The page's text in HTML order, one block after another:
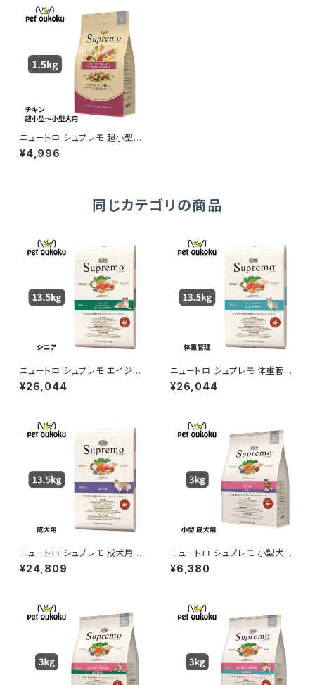
ニュートロ シュプレモ 超小型
犬〜小型犬 成犬用 プレミアム
ブレンド チキン 1.5kg 49023
¥4,996
同じカテゴリの商品
ニュートロ シュプレモ エイジン
グケア シニア犬用 13.5kg 007
9105109956
¥26,044
ニュートロ シュプレモ 体重管理
用 成犬用 13.5kg 007910510
9987
¥26,044
ニュートロ シュプレモ 成犬用 1
3.5kg 0079105109949
¥24,809
ニュートロ シュプレモ 小型犬
成犬用 3kg 456235878178
0
¥6,380